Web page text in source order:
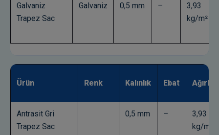
Galvaniz
Trapez Sac
Galvaniz 0,5 mm –
3,93
kg/m²
Ürün Renk Kalınlık Ebat Ağırlık
Antrasit Gri
Trapez Sac
0,5 mm –
3,93
kg/m²